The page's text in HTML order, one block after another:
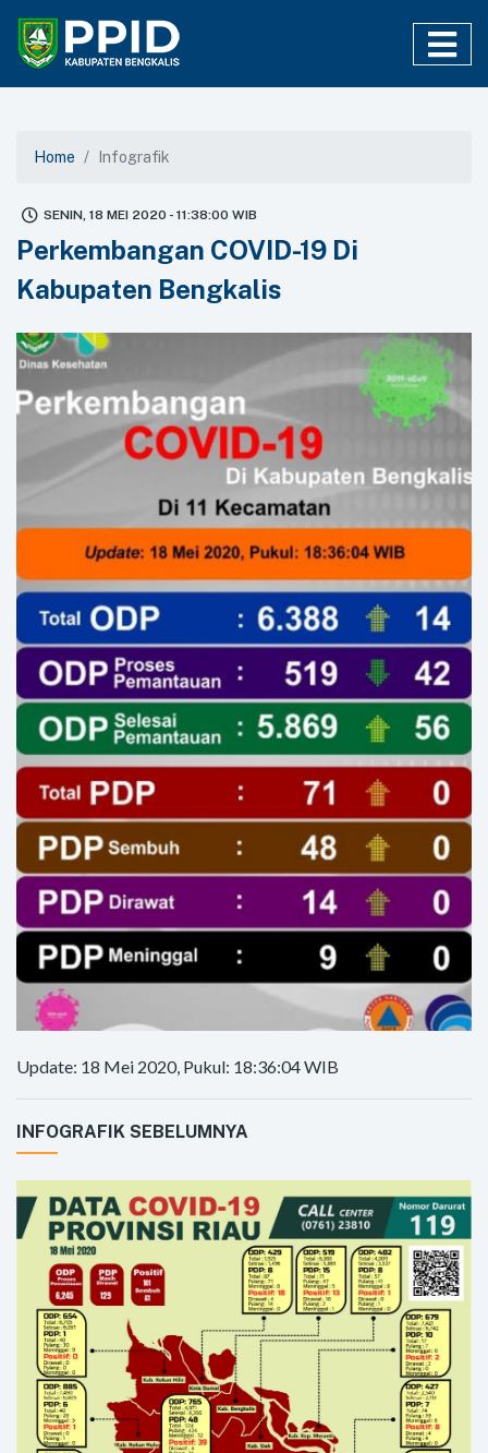
Home Infografik
SENIN, 18 MEI 2020 - 11:38:00 WIB
Perkembangan COVID-19 Di
Kabupaten Bengkalis
Update: 18 Mei 2020, Pukul: 18:36:04 WIB
INFOGRAFIK SEBELUMNYA